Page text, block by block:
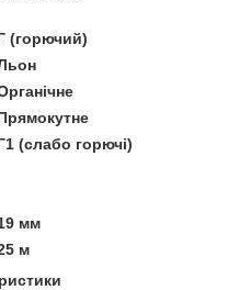
(горючий)
(слабо горючі)
мм
м